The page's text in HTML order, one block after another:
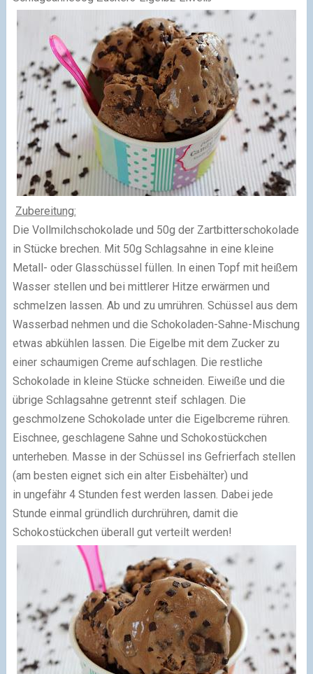
Zubereitung:
Die Vollmilchschokolade und 50g der Zartbitterschokolade
in Stücke brechen. Mit 50g Schlagsahne in eine kleine
Metall- oder Glasschüssel füllen. In einen Topf mit heißem
Wasser stellen und bei mittlerer Hitze erwärmen und
schmelzen lassen. Ab und zu umrühren. Schüssel aus dem
Wasserbad nehmen und die Schokoladen-Sahne-Mischung
etwas abkühlen lassen. Die Eigelbe mit dem Zucker zu
einer schaumigen Creme aufschlagen. Die restliche
Schokolade in kleine Stücke schneiden. Eiweiße und die
übrige Schlagsahne getrennt steif schlagen. Die
geschmolzene Schokolade unter die Eigelbcreme rühren.
Eischnee, geschlagene Sahne und Schokostückchen
unterheben. Masse in der Schüssel ins Gefrierfach stellen
(am besten eignet sich ein alter Eisbehälter) und
in ungefähr 4 Stunden fest werden lassen. Dabei jede
Stunde einmal gründlich durchrühren, damit die
Schokostückchen überall gut verteilt werden!